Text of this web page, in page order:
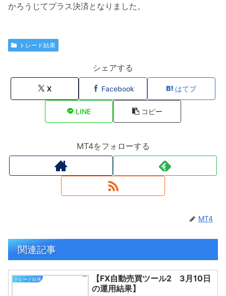
かろうじてプラス決済となりました。
トレード結果
シェアする
X Facebook はてブ
LINE コピー
MT4をフォローする
MT4
関連記事
トレード結果
【FX自動売買ツール2 3月10日
の運用結果】